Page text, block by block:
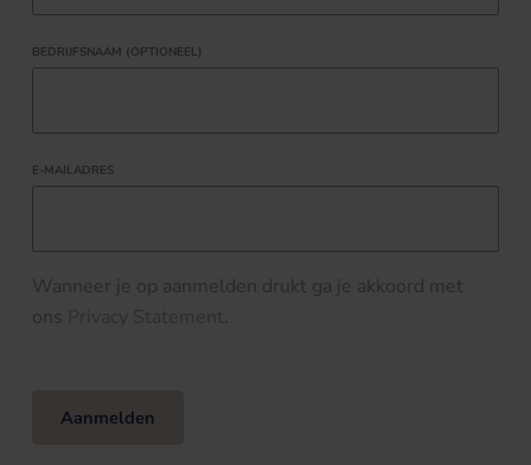
BEDRIJFSNAAM (OPTIONEEL)
E-MAILADRES
Wanneer je op aanmelden drukt ga je akkoord met
ons Privacy Statement.
Aanmelden